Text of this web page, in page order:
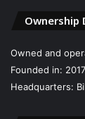
Ownership
Owned and
Founded in: 2017
Headquarters: